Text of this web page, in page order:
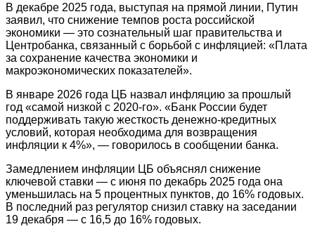
В декабре 2025 года, выступая на прямой линии, Путин
заявил, что снижение темпов роста российской
экономики — это сознательный шаг правительства и
Центробанка, связанный с борьбой с инфляцией: «Плата
за сохранение качества экономики и
макроэкономических показателей».
В январе 2026 года ЦБ назвал инфляцию за прошлый
год «самой низкой с 2020-го». «Банк России будет
поддерживать такую жесткость денежно-кредитных
условий, которая необходима для возвращения
инфляции к 4%», — говорилось в сообщении банка.
Замедлением инфляции ЦБ объяснял снижение
ключевой ставки — с июня по декабрь 2025 года она
уменьшилась на 5 процентных пунктов, до 16% годовых.
В последний раз регулятор снизил ставку на заседании
19 декабря — с 16,5 до 16% годовых.